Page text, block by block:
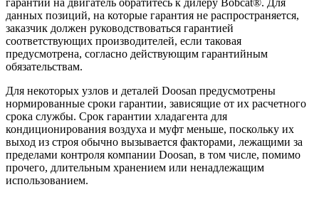
данных позиций, на которые гарантия не распространяется,
заказчик должен руководствоваться гарантией
соответствующих производителей, если таковая
предусмотрена, согласно действующим гарантийным
обязательствам.
Для некоторых узлов и деталей Doosan предусмотрены
нормированные сроки гарантии, зависящие от их расчетного
срока службы. Срок гарантии хладагента для
кондиционирования воздуха и муфт меньше, поскольку их
выход из строя обычно вызывается факторами, лежащими за
пределами контроля компании Doosan, в том числе, помимо
прочего, длительным хранением или ненадлежащим
использованием.